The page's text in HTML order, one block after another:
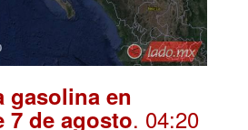
gasolina en
7 de agosto. 04:20